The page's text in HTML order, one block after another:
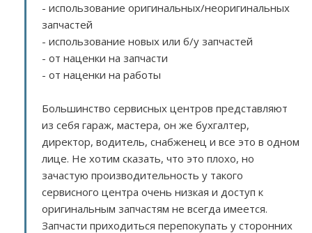
- использование оригинальных/неоригинальных
запчастей
- использование новых или б/у запчастей
- от наценки на запчасти
- от наценки на работы
Большинство сервисных центров представляют
из себя гараж, мастера, он же бухгалтер,
директор, водитель, снабженец и все это в одном
лице. Не хотим сказать, что это плохо, но
зачастую производительность у такого
сервисного центра очень низкая и доступ к
оригинальным запчастям не всегда имеется.
Запчасти приходиться перепокупать у сторонних